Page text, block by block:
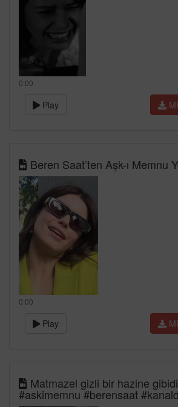
0:00
Play
Beren Saat’ten Aşk-ı Memnu
0:00
Play
Matmazel gizli bir hazine
#askimemnu #berensaat #kanald